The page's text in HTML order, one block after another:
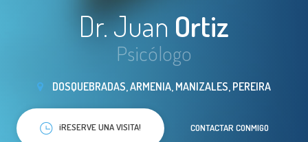
Dr. Juan Ortiz
Psicólogo
DOSQUEBRADAS, ARMENIA, MANIZALES, PEREIRA
¡RESERVE UNA VISITA! CONTACTAR CONMIGO